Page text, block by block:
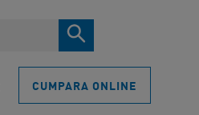
CUMPARA ONLINE